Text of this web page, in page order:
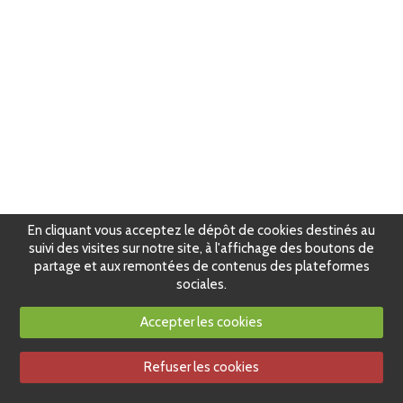
En cliquant vous acceptez le dépôt de cookies destinés au
suivi des visites sur notre site, à l'affichage des boutons de
partage et aux remontées de contenus des plateformes
sociales.
Accepter les cookies
Refuser les cookies